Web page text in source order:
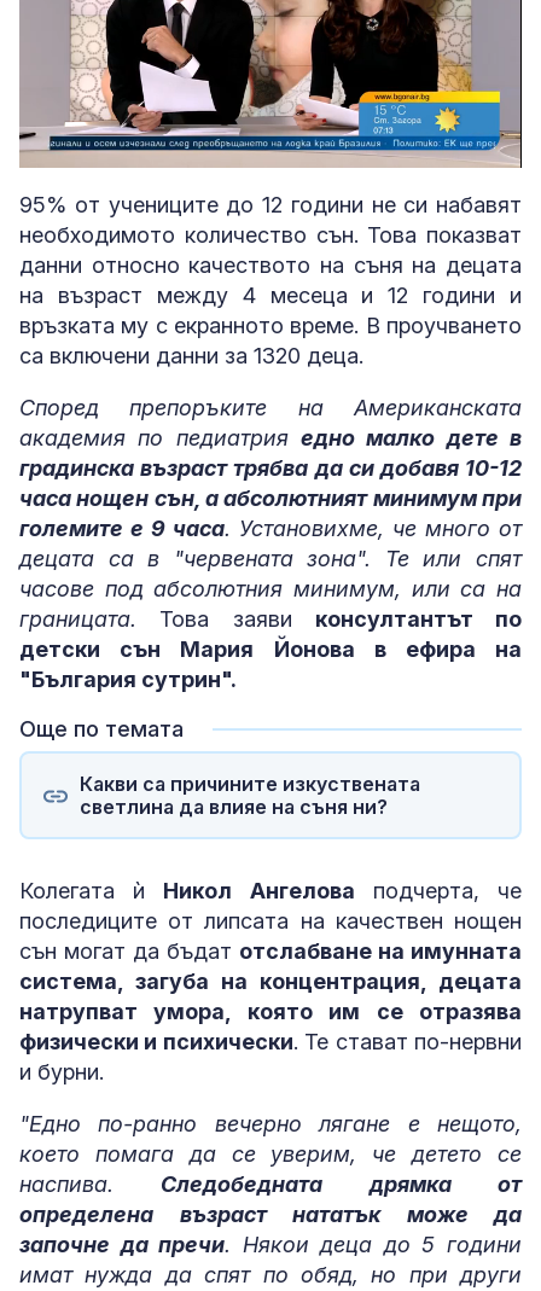
Unmute Loaded:
95% от учениците до 12 години не си набавят
необходимото количество сън. Това показват
данни относно качеството на съня на децата
на възраст между 4 месеца и 12 години и
връзката му с екранното време. В проучването
са включени данни за 1320 деца.
Според препоръките на Американската
академия по педиатрия едно малко дете в
градинска възраст трябва да си добавя 10-12
часа нощен сън, а абсолютният минимум при
големите е 9 часа. Установихме, че много от
децата са в "червената зона". Те или спят
часове под абсолютния минимум, или са на
границата. Това заяви консултантът по
детски сън Мария Йонова в ефира на
"България сутрин".
Още по темата
Какви са причините изкуствената
светлина да влияе на съня ни?
Колегата ѝ Никол Ангелова подчерта, че
последиците от липсата на качествен нощен
сън могат да бъдат отслабване на имунната
система, загуба на концентрация, децата
натрупват умора, която им се отразява
физически и психически. Те стават по-нервни
и бурни.
"Едно по-ранно вечерно лягане е нещото,
което помага да се уверим, че детето се
наспива. Следобедната дрямка от
определена възраст нататък може да
започне да пречи. Някои деца до 5 години
имат нужда да спят по обяд, но при други